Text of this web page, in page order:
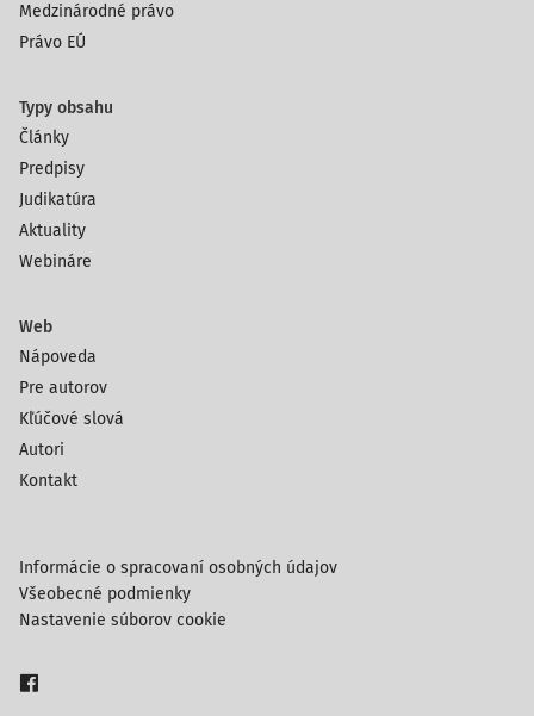
Medzinárodné právo
Právo EÚ
Typy obsahu
Články
Predpisy
Judikatúra
Aktuality
Webináre
Web
Nápoveda
Pre autorov
Kľúčové slová
Autori
Kontakt
Informácie o spracovaní osobných údajov
Všeobecné podmienky
Nastavenie súborov cookie